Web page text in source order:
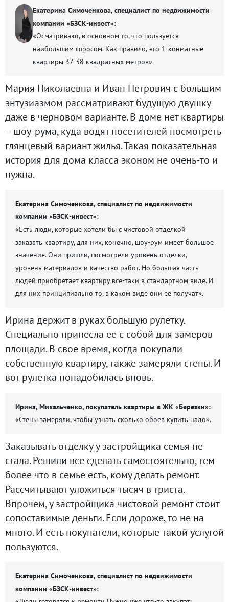
Екатерина Симоченкова, специалист по недвижимости
компании «БЗСК-инвест»:
«Осматривают, в основном то, что пользуется
наибольшим спросом. Как правило, это 1-конматные
квартиры 37-38 квадратных метров».
Мария Николаевна и Иван Петрович с большим
энтузиазмом рассматривают будущую двушку
даже в черновом варианте. В доме нет квартиры
– шоу-рума, куда водят посетителей посмотреть
глянцевый вариант жилья. Такая показательная
история для дома класса эконом не очень-то и
нужна.
Екатерина Симоченкова, специалист по недвижимости
компании «БЗСК-инвест»:
«Есть люди, которые хотели бы с чистовой отделкой
заказать квартиру, для них, конечно, шоу-рум имеет большое
значение. Они пришли, посмотрели уровень отделки,
уровень материалов и качество работ. Но большая часть
людей приобретает квартиру все-таки в стандартном виде. И
для них принципиально то, в каком виде они ее получат».
Ирина держит в руках большую рулетку.
Специально принесла ее с собой для замеров
площади. В свое время, когда покупали
собственную квартиру, также замеряли стены. И
вот рулетка понадобилась вновь.
Ирина, Михальченко, покупатель квартиры в ЖК «Березки»:
«Стены замеряли, чтобы узнать сколько обоев купить надо».
Заказывать отделку у застройщика семья не
стала. Решили все сделать самостоятельно, тем
более что в семье есть, кому делать ремонт.
Рассчитывают уложиться тысяч в триста.
Впрочем, у застройщика чистовой ремонт стоит
сопоставимые деньги. Если дороже, то не на
много. И есть покупатели, которые такой услугой
пользуются.
Екатерина Симоченкова, специалист по недвижимости
компании «БЗСК-инвест»: